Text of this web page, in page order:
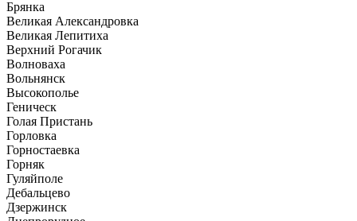
Брянка
Великая Александровка
Великая Лепитиха
Верхний Рогачик
Волноваха
Вольнянск
Высокополье
Геническ
Голая Пристань
Горловка
Горностаевка
Горняк
Гуляйполе
Дебальцево
Дзержинск